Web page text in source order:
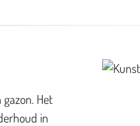
Het
in